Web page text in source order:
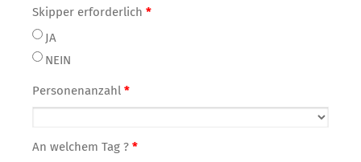
Skipper erforderlich *
JA
NEIN
Personenanzahl *
An welchem Tag ? *